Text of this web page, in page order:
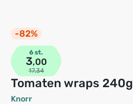
-82%
Tomaten wraps 240g
Knorr
6 st.
3,00
17,34